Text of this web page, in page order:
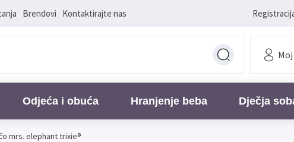
Brendovi Kontaktirajte nas
Odjeća i obuća Hranjenje beba Dječja
mrs. elephant trixie®